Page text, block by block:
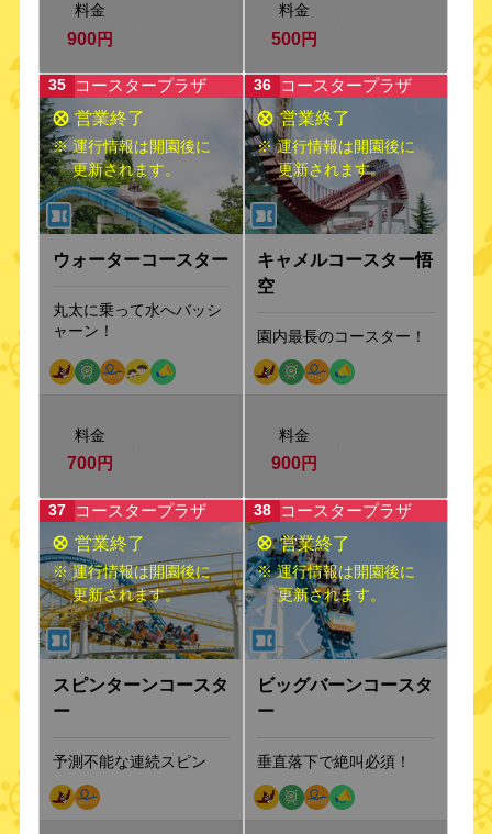
料金
900円
料金
500円
35 コースタープラザ
※ 運行情報は開園後に
更新されます。
ウォーターコースター
丸太に乗って水へバッシ
ャーン！
料金
700円
36 コースタープラザ
※ 運行情報は開園後に
更新されます。
キャメルコースター悟
空
園内最長のコースター！
料金
900円
37 コースタープラザ
※ 運行情報は開園後に
更新されます。
スピンターンコースタ
ー
予測不能な連続スピン
38 コースタープラザ
※ 運行情報は開園後に
更新されます。
ビッグバーンコースタ
ー
垂直落下で絶叫必須！